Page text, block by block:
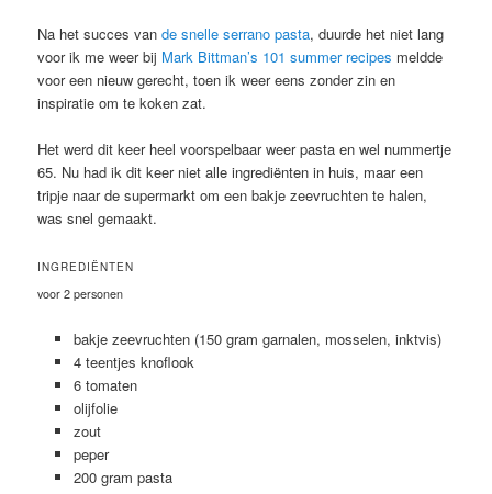
Na het succes vande snelle serrano pasta, duurde het niet lang
voor ik me weer bij Mark Bittman’s 101 summer recipes meldde
voor een nieuw gerecht, toen ik weer eens zonder zin en
inspiratie om te koken zat.
Het werd dit keer heel voorspelbaar weer pasta en wel nummertje
65. Nu had ik dit keer niet alle ingrediënten in huis, maar een
tripje naar de supermarkt om een bakje zeevruchten te halen,
was snel gemaakt.
INGREDIËNTEN
voor 2 personen
bakje zeevruchten (150 gram garnalen, mosselen, inktvis)
4 teentjes knoflook
6 tomaten
olijfolie
zout
peper
200 gram pasta